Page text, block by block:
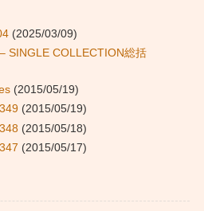
(2025/03/09)
SINGLE COLLECTION総括
(2015/05/19)
(2015/05/19)
(2015/05/18)
(2015/05/17)